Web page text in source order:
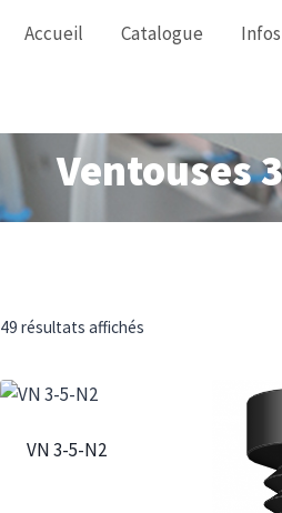
Accueil Catalogue
Ventouses
49 résultats affichés
VN 3-5-N2